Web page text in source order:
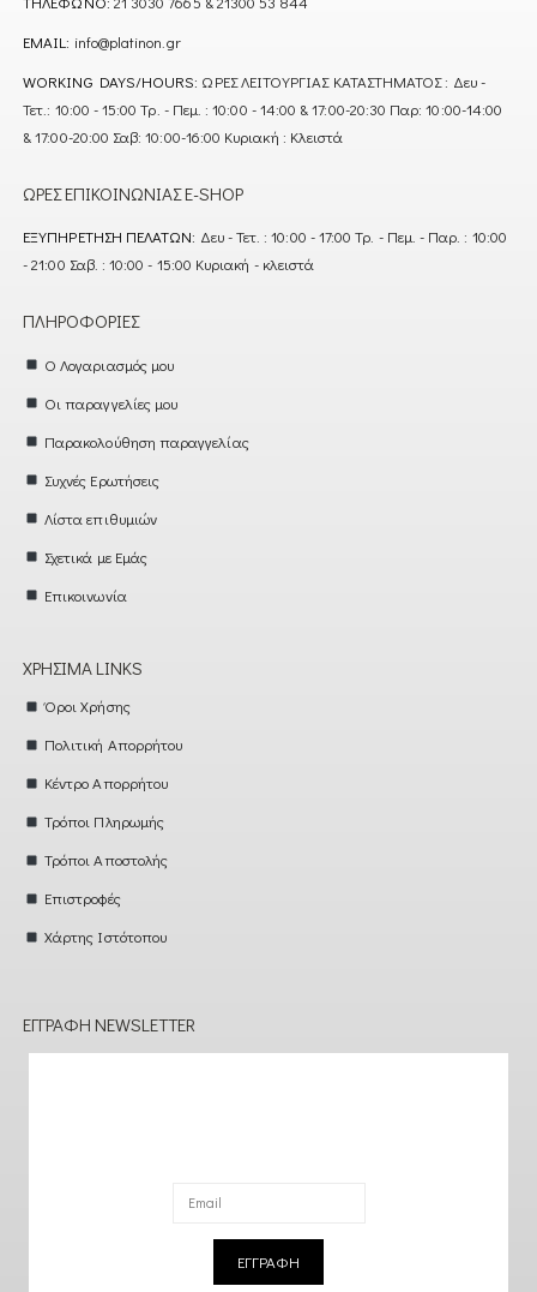
EMAIL: info@platinon.gr
WORKING DAYS/HOURS: ΩΡΕΣ ΛΕΙΤΟΥΡΓΙΑΣ ΚΑΤΑΣΤΗΜΑΤΟΣ : Δευ -
Τετ.: 10:00 - 15:00 Τρ. - Πεμ. : 10:00 - 14:00 & 17:00-20:30 Παρ: 10:00-14:00
& 17:00-20:00 Σαβ: 10:00-16:00 Κυριακή : Κλειστά
ΏΡΕΣ ΕΠΙΚΟΙΝΩΝΊΑΣ E-SHOP
ΕΞΥΠΗΡΈΤΗΣΗ ΠΕΛΑΤΏΝ: Δευ - Τετ. : 10:00 - 17:00 Τρ. - Πεμ. - Παρ. : 10:00
- 21:00 Σαβ. : 10:00 - 15:00 Κυριακή - κλειστά
ΠΛΗΡΟΦΟΡΊΕΣ
Ο Λογαριασμός μου
Οι παραγγελίες μου
Παρακολούθηση παραγγελίας
Συχνές Ερωτήσεις
Λίστα επιθυμιών
Σχετικά με Εμάς
Επικοινωνία
ΧΡΉΣΙΜΑ LINKS
Όροι Χρήσης
Πολιτική Απορρήτου
Κέντρο Απορρήτου
Τρόποι Πληρωμής
Τρόποι Αποστολής
Επιστροφές
Χάρτης Ιστότοπου
ΕΓΓΡΑΦΉ NEWSLETTER
ΕΓΓΡΑΦΗ